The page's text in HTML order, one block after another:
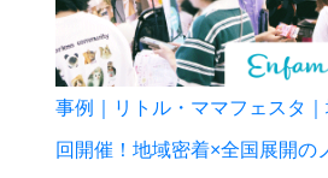
事例｜リトル・ママフェスタ
回開催！地域密着×全国展開の